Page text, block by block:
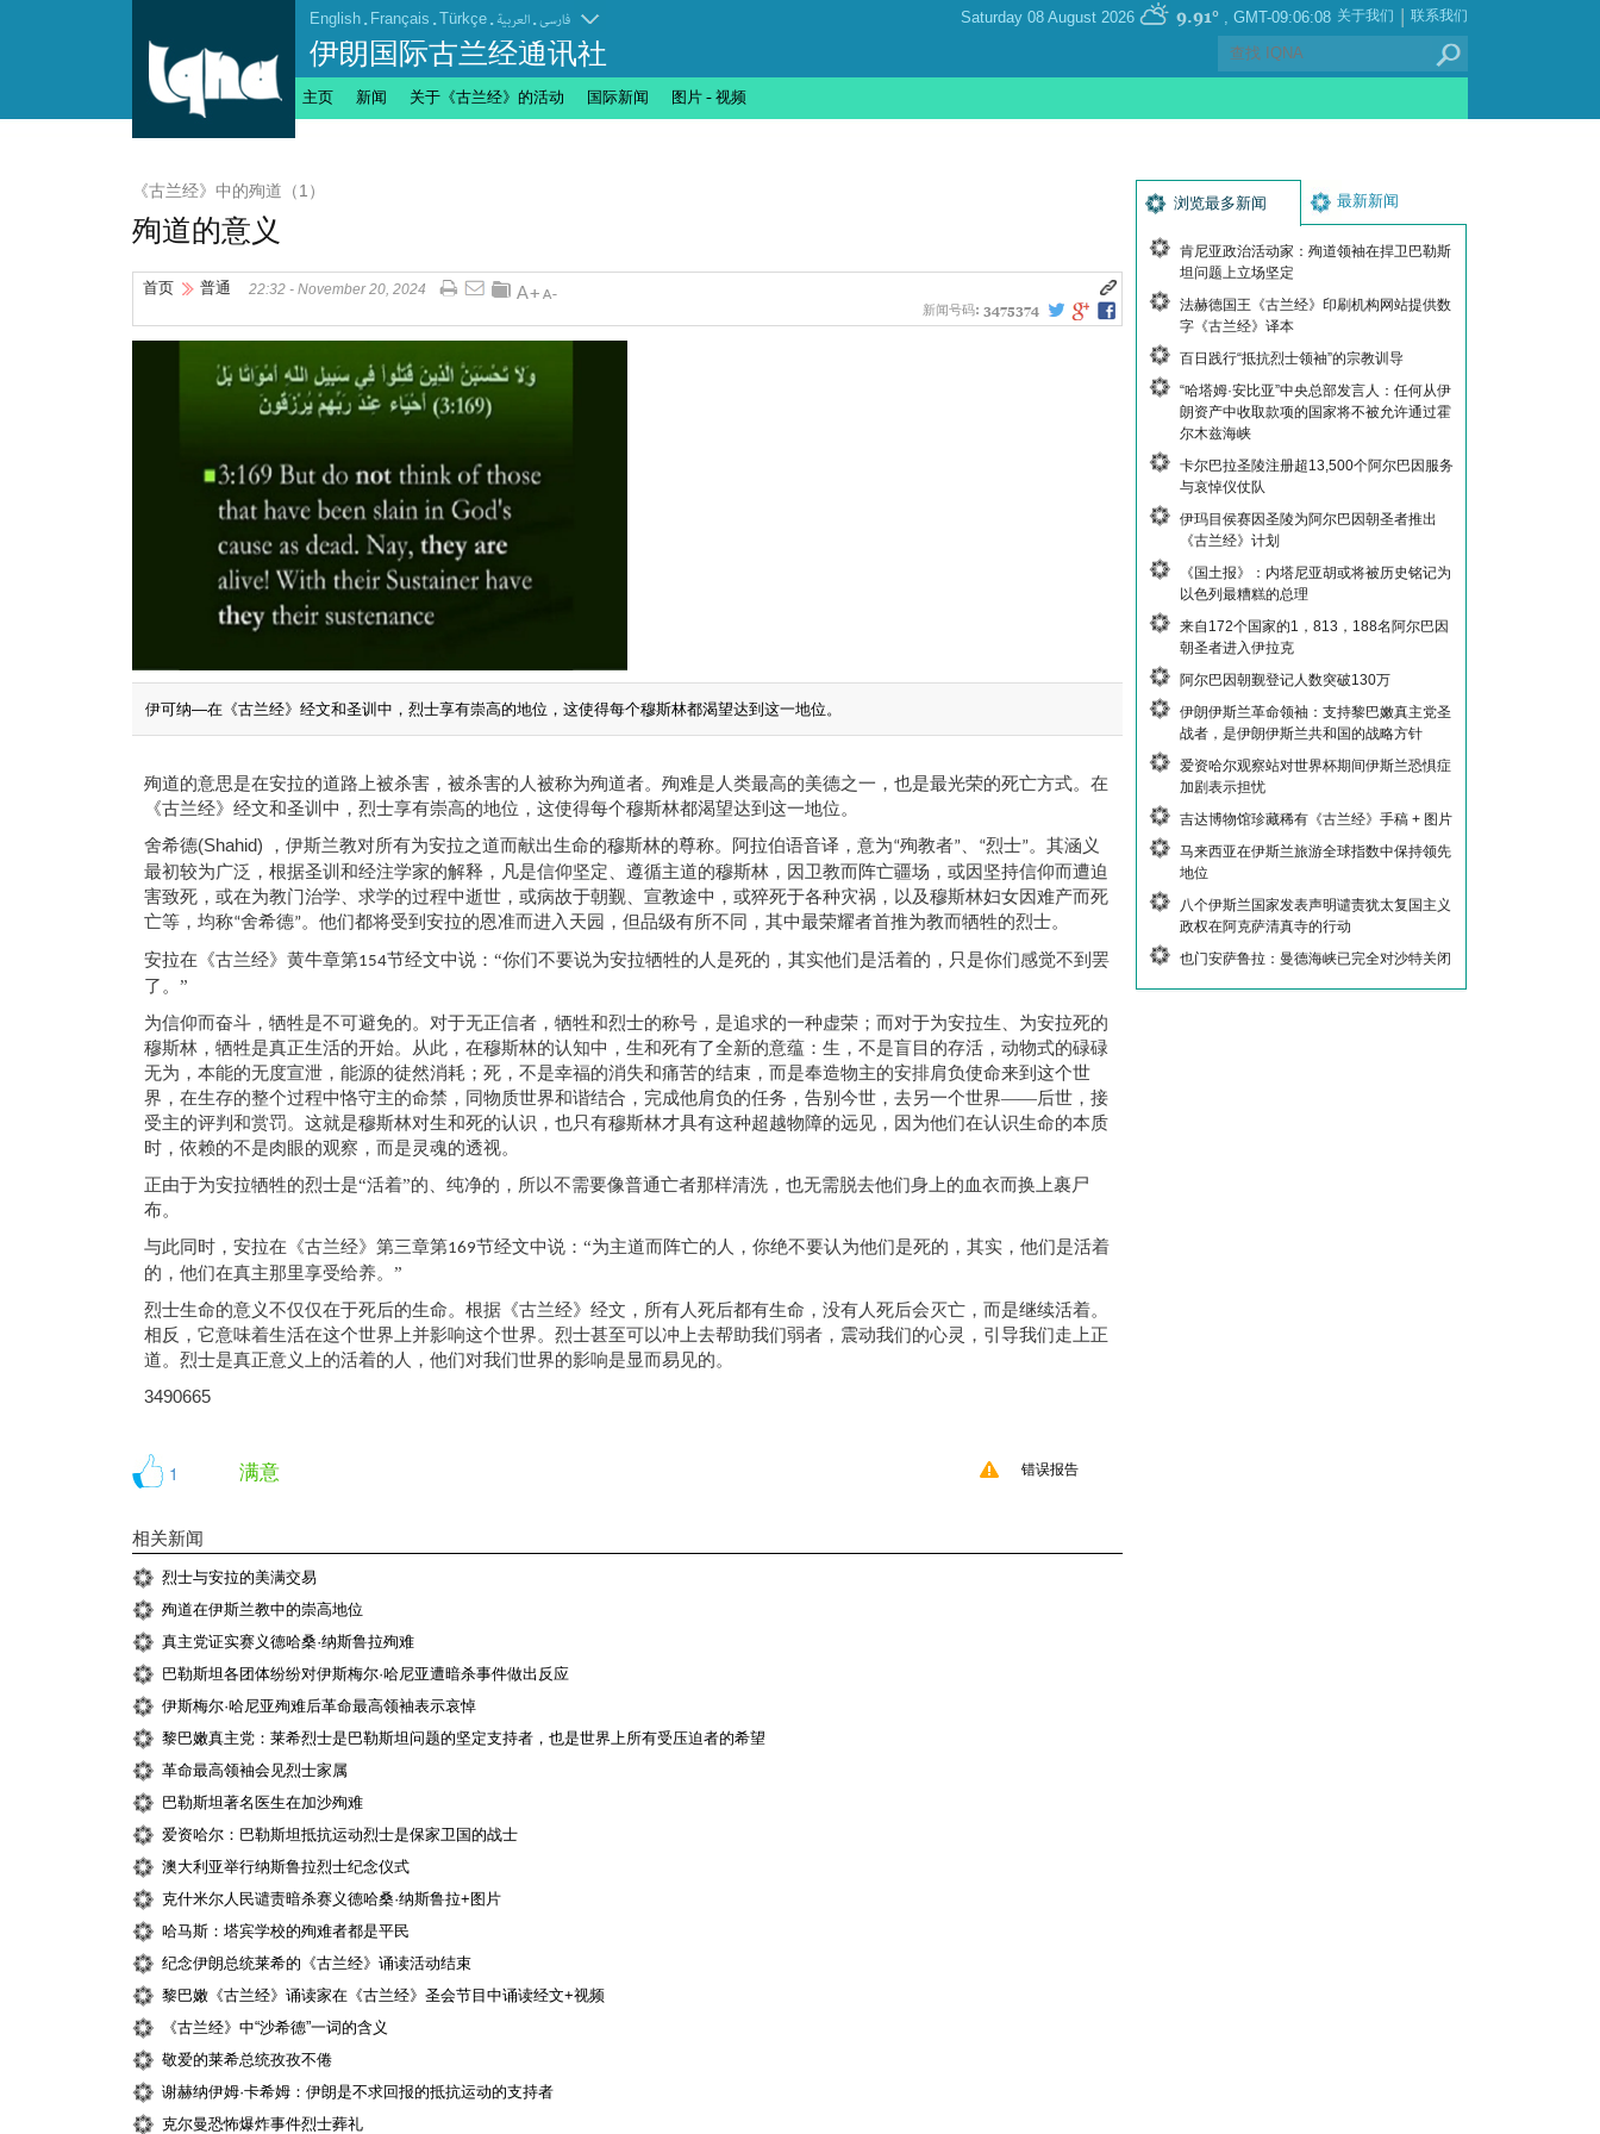
English . Français . Türkçe . العربیة.فارسی
伊朗国际古兰经通讯社
GMT-09:06:08
, Saturday 08 August 2026
9.91° 联系我们
|
关于我们
主页 新闻 关于《古兰经》的活动 国际新闻 图片 - 视频
《古兰经》中的殉道（1）
殉道的意义
首页 普通
22:32 - November 20, 2024
新闻号码: 3475374
伊可纳—在《古兰经》经文和圣训中，烈士享有崇高的地位，这使得每个穆斯林都渴望达到这一地位。
殉道的意思是在安拉的道路上被杀害 ，被杀害的人被称为殉道者。殉难是人类最高的美德之一，也是最光荣的死亡方式。 在
《古兰经》经文和圣训 中，烈士享有崇高的地位 ，这使得每个穆斯林都渴望达到这一地位。
舍希德(Shahid) ，伊斯兰教对所有为安拉之道而献出生命的穆斯林的尊称。阿拉伯语音译，意为“殉教者”、 “烈士”。其涵义
最初较为广泛，根据圣训和经注学家的解释，凡是信仰坚定、遵循主道的穆斯林，因卫教而阵亡疆场，或因坚持信仰而遭迫
害致死，或在为教门治学、求学的过程中逝世，或病故于朝觐、宣教途中，或猝死于各种灾祸，以及穆斯林妇女因难产而死
亡等，均称“舍希德”。他们都将受到安拉的恩准而进入天园，但品级有所不同，其中最荣耀者首推为教而牺牲的烈士。
安拉在《古兰经》黄牛章第154节经文中说：“你们不要说为安拉牺牲的人是死的，其实他们是活着的，只是你们感觉不到罢
了。”
为信仰而奋斗，牺牲是不可避免的。对于无正信者，牺牲和烈士的称号，是追求的一种虚荣；而对于为安拉生、为安拉死的
穆斯林，牺牲是真正生活的开始。从此，在穆斯林的认知中，生和死有了全新的意蕴：生，不是盲目的存活，动物式的碌碌
无为，本能的无度宣泄，能源的徒然消耗；死，不是幸福的消失和痛苦的结束，而是奉造物主的安排肩负使命来到这个世
界，在生存的整个过程中恪守主的命禁，同物质世界和谐结合，完成他肩负的任务，告别今世，去另一个世界——后世，接
受主的评判和赏罚。这就是穆斯林对生和死的认识，也只有穆斯林才具有这种超越物障的远见，因为他们在认识生命的本质
时，依赖的不是肉眼的观察，而是灵魂的透视。
正由于为安拉牺牲的烈士是“活着”的、纯净的，所以不需要像普通亡者那样清洗，也无需脱去他们身上的血衣而换上裹尸
布。
与此同时，安拉在《古兰经》第三章第169节经文中说：“为主道而阵亡的人，你绝不要认为他们是死的，其实，他们是活着
的，他们在真主那里享受给养。”
烈士生命的意义不仅仅在于死后的生命。根据《古兰经》经文，所有人死后都有生命，没有人死后会灭亡，而是继续活着。
相反，它意味着生活在这个世界上并影响这个世界。烈士甚至可以冲上去帮助我们弱者，震动我们的心灵，引导我们走上正
道。烈士是真正意义上的活着的人，他们对我们世界的影响是显而易见的。
3490665
1 满意 错误报告
相关新闻
烈士与安拉的美满交易
殉道在伊斯兰教中的崇高地位
真主党证实赛义德哈桑·纳斯鲁拉殉难
巴勒斯坦各团体纷纷对伊斯梅尔·哈尼亚遭暗杀事件做出反应
伊斯梅尔·哈尼亚殉难后革命最高领袖表示哀悼
黎巴嫩真主党：莱希烈士是巴勒斯坦问题的坚定支持者，也是世界上所有受压迫者的希望
革命最高领袖会见烈士家属
巴勒斯坦著名医生在加沙殉难
爱资哈尔：巴勒斯坦抵抗运动烈士是保家卫国的战士
澳大利亚举行纳斯鲁拉烈士纪念仪式
克什米尔人民谴责暗杀赛义德哈桑·纳斯鲁拉+图片
哈马斯：塔宾学校的殉难者都是平民
纪念伊朗总统莱希的《古兰经》诵读活动结束
黎巴嫩《古兰经》诵读家在《古兰经》圣会节目中诵读经文+视频
《古兰经》中“沙希德”一词的含义
敬爱的莱希总统孜孜不倦
谢赫纳伊姆·卡希姆：伊朗是不求回报的抵抗运动的支持者
克尔曼恐怖爆炸事件烈士葬礼
浏览最多新闻 最新新闻
肯尼亚政治活动家：殉道领袖在捍卫巴勒斯
坦问题上立场坚定
法赫德国王《古兰经》印刷机构网站提供数
字《古兰经》译本
百日践行“抵抗烈士领袖”的宗教训导
“哈塔姆·安比亚”中央总部发言人：任何从伊
朗资产中收取款项的国家将不被允许通过霍
尔木兹海峡
卡尔巴拉圣陵注册超13,500个阿尔巴因服务
与哀悼仪仗队
伊玛目侯赛因圣陵为阿尔巴因朝圣者推出
《古兰经》计划
《国土报》：内塔尼亚胡或将被历史铭记为
以色列最糟糕的总理
来自172个国家的1，813，188名阿尔巴因
朝圣者进入伊拉克
阿尔巴因朝觐登记人数突破130万
伊朗伊斯兰革命领袖：支持黎巴嫩真主党圣
战者，是伊朗伊斯兰共和国的战略方针
爱资哈尔观察站对世界杯期间伊斯兰恐惧症
加剧表示担忧
吉达博物馆珍藏稀有《古兰经》手稿 + 图片
马来西亚在伊斯兰旅游全球指数中保持领先
地位
八个伊斯兰国家发表声明谴责犹太复国主义
政权在阿克萨清真寺的行动
也门安萨鲁拉：曼德海峡已完全对沙特关闭